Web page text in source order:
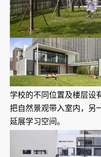
学校的不同位置及楼层设
把自然景观带入室内，另
延展学习空间。